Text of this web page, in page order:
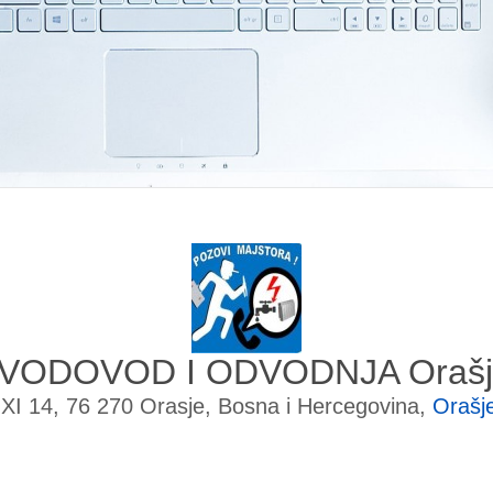
I ODVODNJA
XI 14, 76 270 Orasje, Bosna i Hercegovina,